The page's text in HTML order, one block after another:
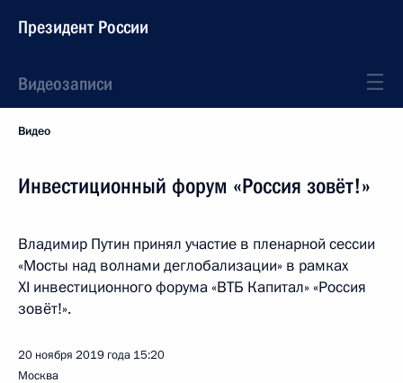
Президент России
Видеозаписи
Видео
Инвестиционный форум «Россия зовёт!»
Владимир Путин принял участие в пленарной сессии
«Мосты над волнами деглобализации» в рамках
XI инвестиционного форума «ВТБ Капитал» «Россия
зовёт!».
20 ноября 2019 года 15:20
Москва